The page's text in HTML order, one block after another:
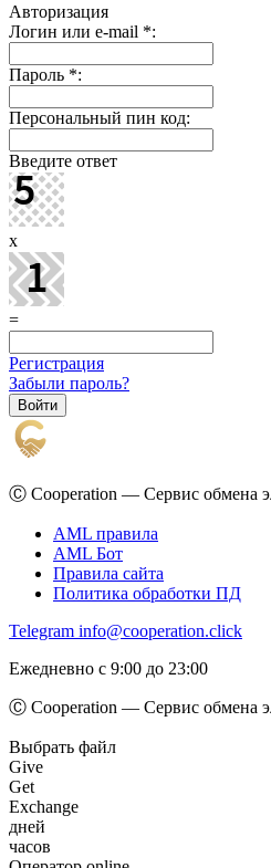
Авторизация
Логин или e-mail *:
Пароль *:
Персональный пин код:
Введите ответ
x
=
Регистрация
Забыли пароль?
Ⓒ Cooperation — Сервис обмена
AML правила
AML Бот
Правила сайта
Политика обработки ПД
Telegram info@cooperation.click
Ежедневно с 9:00 до 23:00
Ⓒ Cooperation — Сервис обмена
Выбрать файл
Give
Get
Exchange
дней
часов